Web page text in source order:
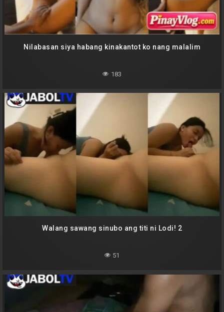
Nilabasan siya habang kinakantot ko nang malalim
183
Walang sawang sinubo ang titi ni Lodi! 2
51